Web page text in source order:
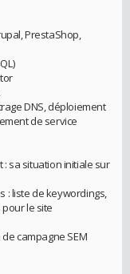
PrestaShop,
DNS, déploiement
de service
: sa situation initiale sur
: liste de keywordings,
le site
campagne SEM